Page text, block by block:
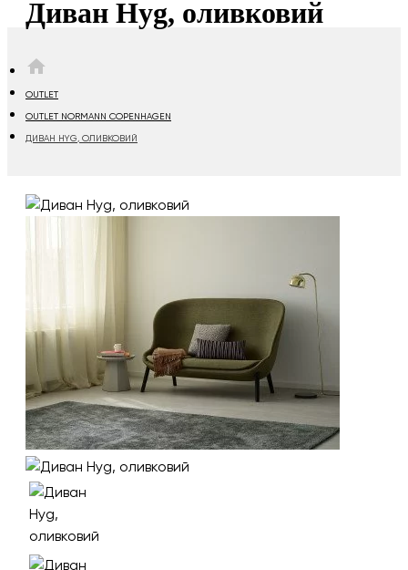
Диван Hyg, оливковий
OUTLET
OUTLET NORMANN COPENHAGEN
ДИВАН HYG, ОЛИВКОВИЙ